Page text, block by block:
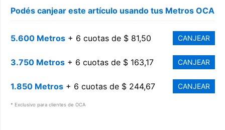
Podés canjear este artículo usando tus Metros OCA
5.600 Metros + 6 cuotas de $ 81,50 CANJEAR
3.750 Metros + 6 cuotas de $ 163,17 CANJEAR
1.850 Metros + 6 cuotas de $ 244,67 CANJEAR
* Exclusivo para clientes de OCA